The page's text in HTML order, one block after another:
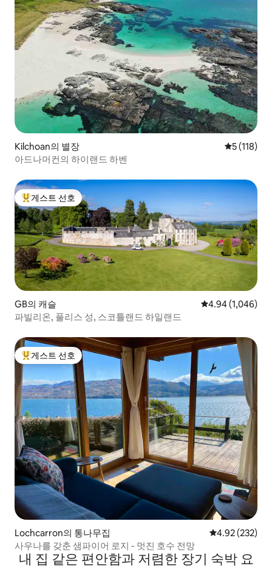
Kilchoan의 별장 평점 5점(5
5 (118)
아드나머컨의 하이랜드 하벤
상위 게스트 선호
게스트 선호
GB의 캐슬 평점 4.94점(5점
4.94 (1,046)
파빌리온, 풀리스 성, 스코틀랜드 하일랜드
상위 게스트 선호
게스트 선호
Lochcarron의 통나무집 평점 4.92점(5
4.92 (232)
사우나를 갖춘 샘파이어 로지 - 멋진 호수 전망
내 집 같은 편안함과 저렴한 장기 숙박 요